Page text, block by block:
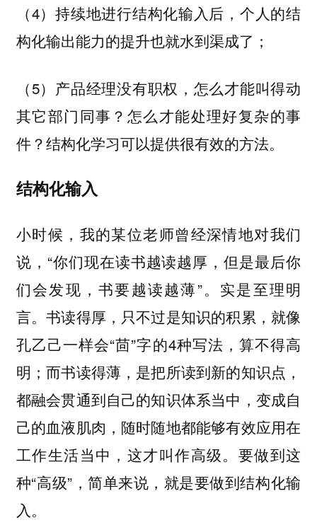
（4）持续地进行结构化输入后，个人的结
构化输出能力的提升也就水到渠成了；
（5）产品经理没有职权，怎么才能叫得动
其它部门同事？怎么才能处理好复杂的事
件？结构化学习可以提供很有效的方法。
结构化输入
小时候，我的某位老师曾经深情地对我们
说，“你们现在读书越读越厚，但是最后你
们会发现，书要越读越薄”。实是至理明
言。书读得厚，只不过是知识的积累，就像
孔乙己一样会“茴”字的4种写法，算不得高
明；而书读得薄，是把所读到新的知识点，
都融会贯通到自己的知识体系当中，变成自
己的血液肌肉，随时随地都能够有效应用在
工作生活当中，这才叫作高级。要做到这
种“高级”，简单来说，就是要做到结构化输
入。